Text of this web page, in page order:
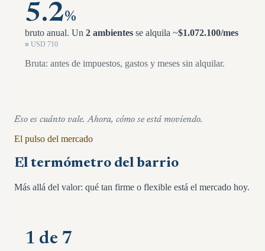
5.2%
bruto anual. Un 2 ambientes se alquila ~$1.072.100/mes
≡ USD 710
Bruta: antes de impuestos, gastos y meses sin alquilar.
Eso es cuánto vale. Ahora, cómo se está moviendo.
El pulso del mercado
El termómetro del barrio
Más allá del valor: qué tan firme o flexible está el mercado hoy.
1 de 7